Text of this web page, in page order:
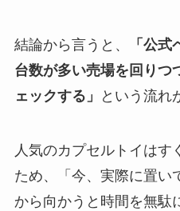
結論から言うと、
「公式
台数が多い売場を回りつ
ェックする」
という流れ
人気のカプセルトイはす
ため、「今、実際に置い
から向かうと時間を無駄